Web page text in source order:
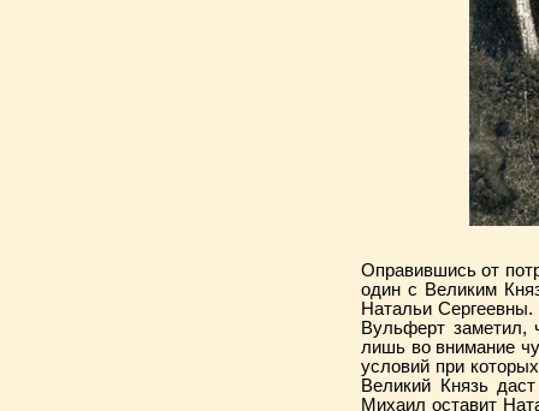
Оправившись от
один с Великим
Натальи
Вульферт заметил,
лишь во внимание
условий при
Великий Князь
Михаил оставит